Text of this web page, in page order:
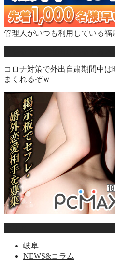
管理人がいつも利用している福
コロナ対策で外出自粛期間中
まくれるぞｗ
岐阜
NEWS&コラム